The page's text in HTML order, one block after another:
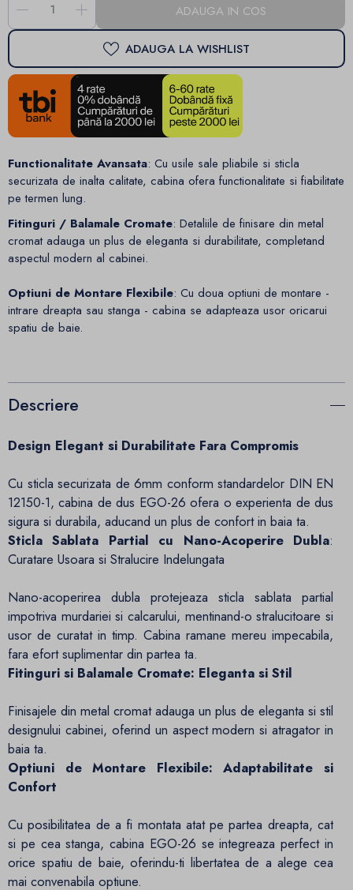
- + ADAUGA IN COS
ADAUGA LA WISHLIST
Functionalitate Avansata: Cu usile sale pliabile si sticla
securizata de inalta calitate, cabina ofera functionalitate si fiabilitate
pe termen lung.
Fitinguri / Balamale Cromate: Detaliile de finisare din metal
cromat adauga un plus de eleganta si durabilitate, completand
aspectul modern al cabinei.
Optiuni de Montare Flexibile: Cu doua optiuni de montare -
intrare dreapta sau stanga - cabina se adapteaza usor oricarui
spatiu de baie.
Descriere
Design Elegant si Durabilitate Fara Compromis
Cu sticla securizata de 6mm conform standardelor DIN EN
12150-1, cabina de dus EGO-26 ofera o experienta de dus
sigura si durabila, aducand un plus de confort in baia ta.
Sticla Sablata Partial cu Nano-Acoperire Dubla:
Curatare Usoara si Stralucire Indelungata
Nano-acoperirea dubla protejeaza sticla sablata partial
impotriva murdariei si calcarului, mentinand-o stralucitoare si
usor de curatat in timp. Cabina ramane mereu impecabila,
fara efort suplimentar din partea ta.
Fitinguri si Balamale Cromate: Eleganta si Stil
Finisajele din metal cromat adauga un plus de eleganta si stil
designului cabinei, oferind un aspect modern si atragator in
baia ta.
Optiuni de Montare Flexibile: Adaptabilitate si
Confort
Cu posibilitatea de a fi montata atat pe partea dreapta, cat
si pe cea stanga, cabina EGO-26 se integreaza perfect in
orice spatiu de baie, oferindu-ti libertatea de a alege cea
mai convenabila optiune.